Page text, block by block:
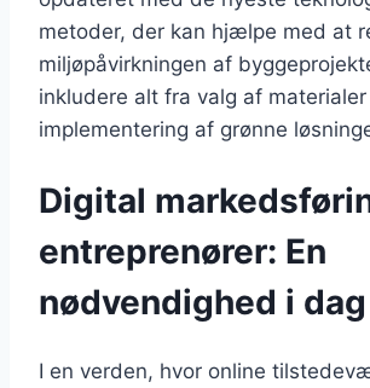
metoder, der kan hjælpe med at
miljøpåvirkningen af
inkludere alt fra valg af
implementering af grønne
Digital
entreprenører: En
nødvendighed i dag
I en verden, hvor online